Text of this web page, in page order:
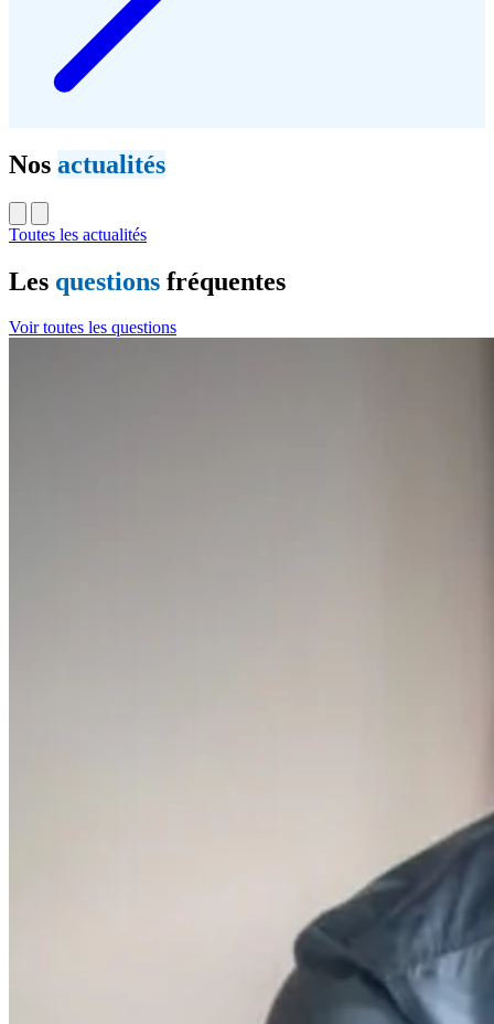
Nos actualités
Toutes les actualités
Les questions fréquentes
Voir toutes les questions